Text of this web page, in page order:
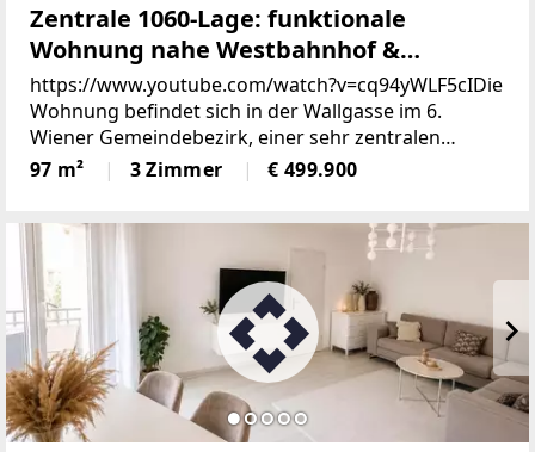
Zentrale 1060-Lage: funktionale
Wohnung nahe Westbahnhof &
Mariahilfer Straße
https://www.youtube.com/watch?v=cq94yWLF5cIDie
Wohnung befindet sich in der Wallgasse im 6.
Wiener Gemeindebezirk, einer sehr zentralen
innerstädtischen Lage zwischen Westbahnhof und
Mariahilfer Straße.Die Umgebung ist stark urban
97 m² 3 Zimmer € 499.900